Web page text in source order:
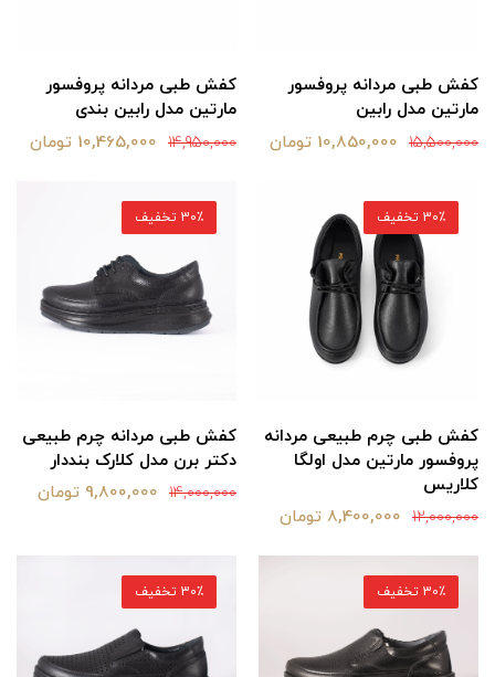
کفش طبی مردانه پروفسور
مارتین مدل رابین
15,500,000 10,850,000 تومان
کفش طبی مردانه پروفسور
مارتین مدل رابین بندی
14,950,000 10,465,000 تومان
کفش طبی چرم طبیعی مردانه
پروفسور مارتین مدل اولگا
کلاریس
12,000,000 8,400,000 تومان
30٪ تخفیف
کفش طبی مردانه چرم طبیعی
دکتر برن مدل کلارک بنددار
14,000,000 9,800,000 تومان
30٪ تخفیف
30٪ تخفیف 30٪ تخفیف